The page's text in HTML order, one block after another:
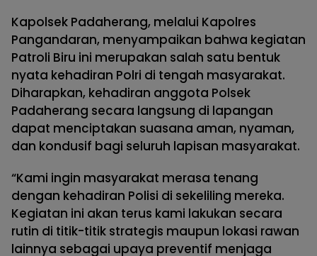
Kapolsek Padaherang, melalui Kapolres
Pangandaran, menyampaikan bahwa kegiatan
Patroli Biru ini merupakan salah satu bentuk
nyata kehadiran Polri di tengah masyarakat.
Diharapkan, kehadiran anggota Polsek
Padaherang secara langsung di lapangan
dapat menciptakan suasana aman, nyaman,
dan kondusif bagi seluruh lapisan masyarakat.
“Kami ingin masyarakat merasa tenang
dengan kehadiran Polisi di sekeliling mereka.
Kegiatan ini akan terus kami lakukan secara
rutin di titik-titik strategis maupun lokasi rawan
lainnya sebagai upaya preventif menjaga